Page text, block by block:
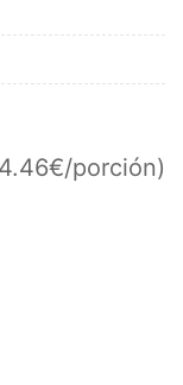
porción)